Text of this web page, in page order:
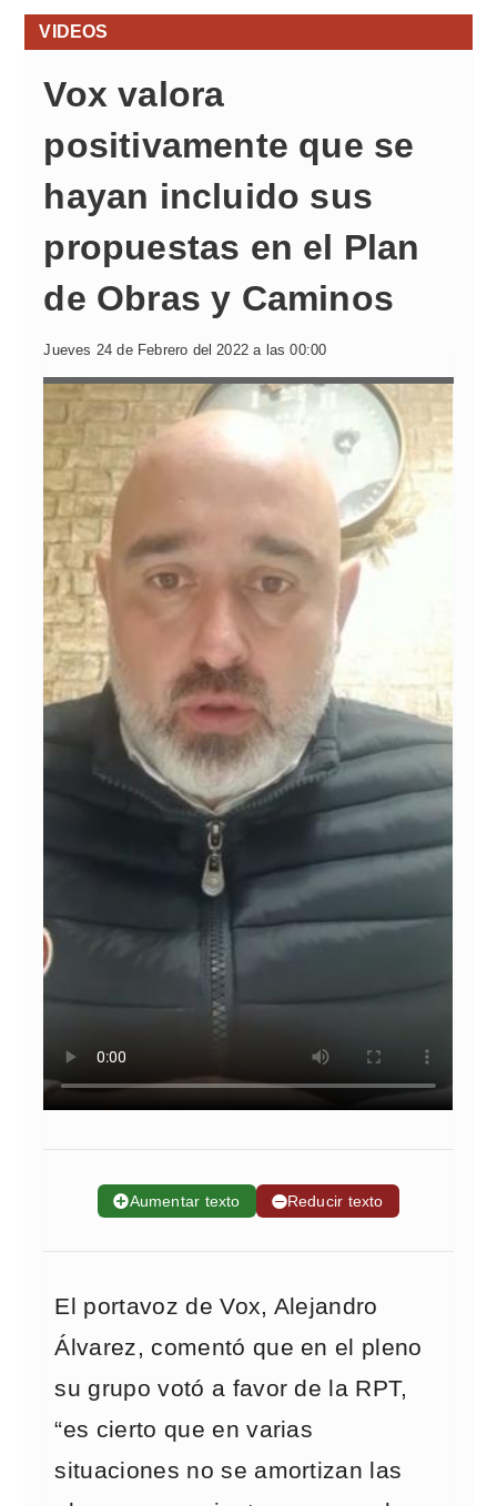
VIDEOS
Vox valora
positivamente que se
hayan incluido sus
propuestas en el Plan
de Obras y Caminos
Jueves 24 de Febrero del 2022 a las 00:00
➕Aumentar texto ➖Reducir texto
El portavoz de Vox, Alejandro
Álvarez, comentó que en el pleno
su grupo votó a favor de la RPT,
“es cierto que en varias
situaciones no se amortizan las